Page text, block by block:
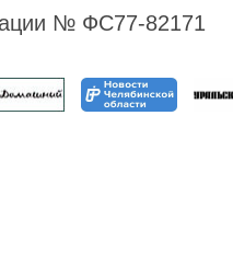
№ ФС77-82171